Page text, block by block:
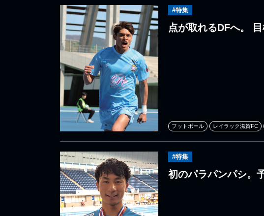
#特集
点が取れるDFへ。 目
フットボール レイラック滋賀FC
#特集
初のパラパンパシ。